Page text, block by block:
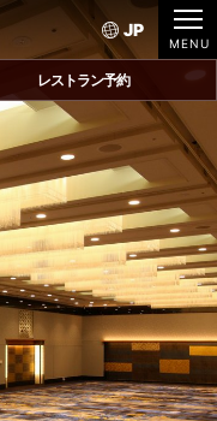
JP
レストラン予約